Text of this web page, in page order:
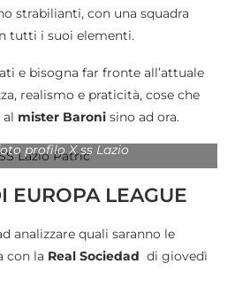
strabilianti, con una squadra
tutti i suoi elementi.
e bisogna far fronte all’attuale
realismo e praticità, cose che
mister Baroni sino ad ora.
profilo X ss Lazio
EUROPA LEAGUE
analizzare quali saranno le
con la Real Sociedad di giovedì